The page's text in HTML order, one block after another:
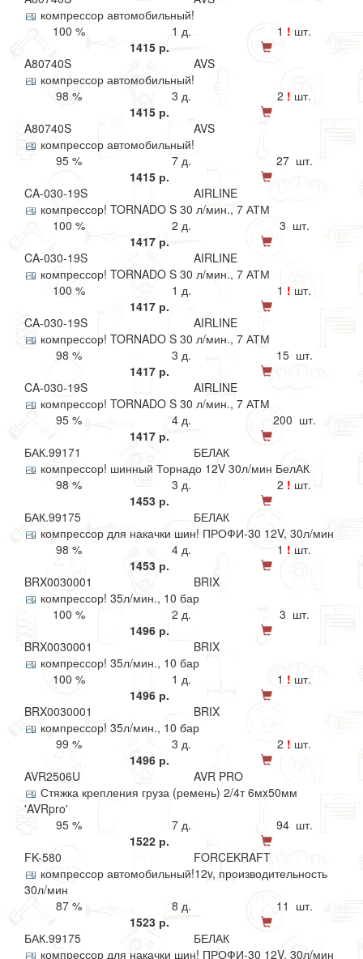
компрессор автомобильный!
100 %
1 д. 1 ! шт.
1415 р.
A80740S
AVS
компрессор автомобильный!
98 %
3 д. 2 ! шт.
1415 р.
A80740S
AVS
компрессор автомобильный!
95 %
7 д.
27 шт.
1415 р.
CA-030-19S
AIRLINE
компрессор! TORNADO S 30 л/мин., 7 АТМ
100 %
2 д.
3 шт.
1417 р.
CA-030-19S
AIRLINE
компрессор! TORNADO S 30 л/мин., 7 АТМ
100 %
1 д. 1 ! шт.
1417 р.
CA-030-19S
AIRLINE
компрессор! TORNADO S 30 л/мин., 7 АТМ
98 %
3 д.
15 шт.
1417 р.
CA-030-19S
AIRLINE
компрессор! TORNADO S 30 л/мин., 7 АТМ
95 %
4 д.
200 шт.
1417 р.
БАК.99171
БЕЛАК
компрессор! шинный Торнадо 12V 30л/мин БелАК
98 %
3 д. 2 ! шт.
1453 р.
БАК.99175
БЕЛАК
компрессор для накачки шин! ПРОФИ-30 12V, 30л/мин
98 %
4 д. 1 ! шт.
1453 р.
BRX0030001
BRIX
компрессор! 35л/мин., 10 бар
100 %
2 д.
3 шт.
1496 р.
BRX0030001
BRIX
компрессор! 35л/мин., 10 бар
100 %
1 д. 1 ! шт.
1496 р.
BRX0030001
BRIX
компрессор! 35л/мин., 10 бар
99 %
3 д. 2 ! шт.
1496 р.
AVR2506U
AVR PRO
Стяжка крепления груза (ремень) 2/4т 6мx50мм
'AVRpro'
95 %
7 д.
94 шт.
1522 р.
FK-580
FORCEKRAFT
компрессор автомобильный!12v, производительность
30л/мин
87 %
8 д.
11 шт.
1523 р.
БАК.99175
БЕЛАК
компрессор для накачки шин! ПРОФИ-30 12V, 30л/мин